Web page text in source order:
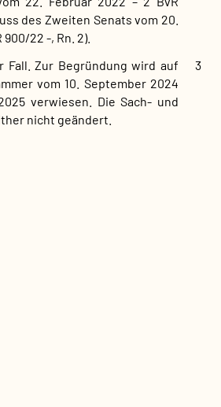
des Zweiten Senats vom 20.
900/22 -, Rn. 2).
3
Fall. Zur Begründung wird auf
vom 10. September 2024
verwiesen. Die Sach- und
nicht geändert.